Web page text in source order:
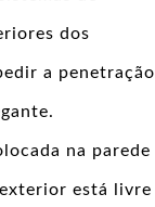
dos
a penetração
na parede
está livre